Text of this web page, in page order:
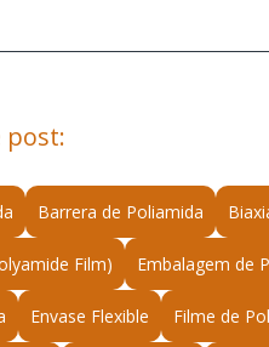
post:
Barrera de Poliamida
Film) Embalagem de
Envase Flexible Filme de